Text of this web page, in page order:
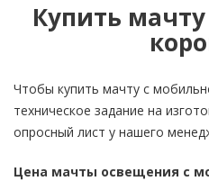
Купить
Чтобы купить мачту с
техническое задание на
опросный лист у нашего
Цена мачты освещения с